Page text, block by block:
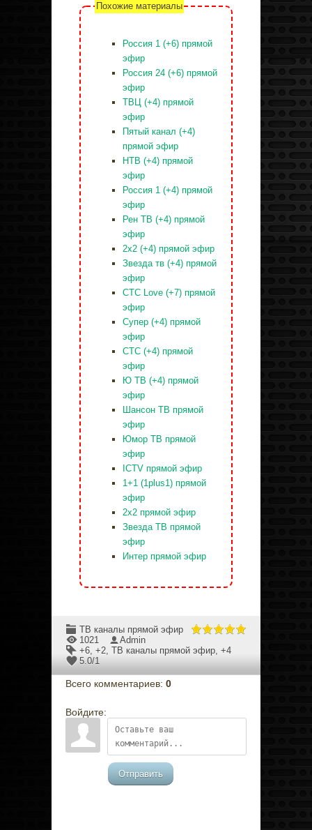
Похожие материалы
Россия 1 (+6) прямой
эфир
Россия 24 (+6) прямой
эфир
ТВЦ (+4) прямой
эфир
Пятый канал (+4)
прямой эфир
НТВ (+4) прямой
эфир
Россия 1 (+4) прямой
эфир
Рен ТВ (+4) прямой
эфир
2x2 (+4) прямой эфир
Звезда тв (+4) прямой
эфир
СТС Love (+7) прямой
эфир
Супер (+4) прямой
эфир
СТС (+4) прямой
эфир
Ю ТВ (+4) прямой
эфир
Шансон ТВ прямой
эфир
Юмор ТВ прямой
эфир
ICTV прямой эфир
1+1 (1plus1) прямой
эфир
2x2 прямой эфир
Звезда ТВ прямой
эфир
Интер прямой эфир
ТВ каналы прямой эфир
1021
Admin
+6, +2, ТВ каналы прямой эфир, +4
5.0/1
Всего комментариев: 0
Войдите:
Отправить